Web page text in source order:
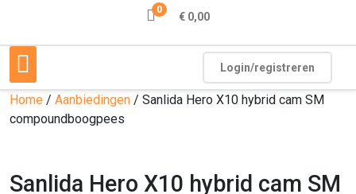
0
€ 0,00
Login/registreren
Home / Aanbiedingen / Sanlida Hero X10 hybrid cam SM
compoundboogpees
Sanlida Hero X10 hybrid cam SM